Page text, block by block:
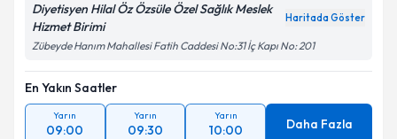
Diyetisyen Hilal Öz Özsüle Özel Sağlık Meslek
Hizmet Birimi
Haritada Göster
Zübeyde Hanım Mahallesi Fatih Caddesi No:31 İç Kapı No: 201
En Yakın Saatler
Yarın
09:00
Yarın
09:30
Yarın
10:00 Daha Fazla